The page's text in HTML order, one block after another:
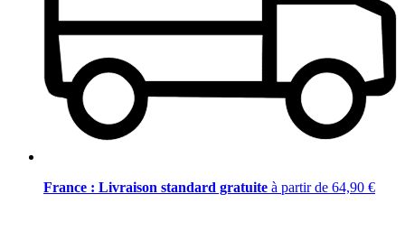
France : Livraison standard gratuite à partir de 64,90 €